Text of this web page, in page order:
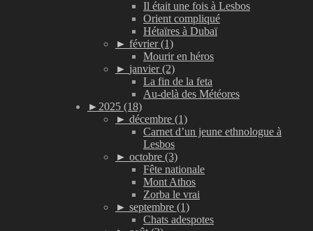
Il était une fois à Lesbos
Orient compliqué
Hétaïres à Dubaï
► février (1)
Mourir en héros
► janvier (2)
La fin de la feta
Au-delà des Météores
► 2025 (18)
► décembre (1)
Carnet d’un jeune ethnologue à
Lesbos
► octobre (3)
Fête nationale
Mont Athos
Zorba le vrai
► septembre (1)
Chats adespotes